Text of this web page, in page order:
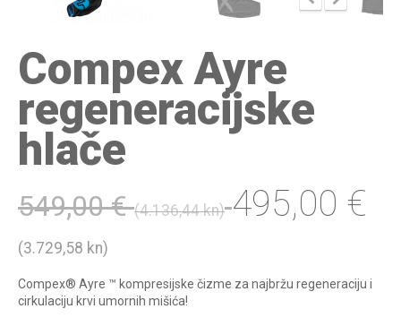
Compex Ayre
regeneracijske
hlače
549,00€ (4.136,44 kn) 495,00 €
(3.729,58 kn)
Compex® Ayre ™ kompresijske čizme za najbržu regeneraciju i
cirkulaciju krvi umornih mišića!